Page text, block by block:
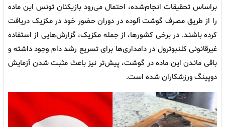
براساس تحقیقات انجام‌شده، احتمال می‌رود بازیکنان تونس این ماده
را از طریق مصرف گوشت آلوده در دوران حضور خود در مکزیک دریافت
کرده باشند. در برخی کشورها، از جمله مکزیک، گزارش‌هایی از استفاده
غیرقانونی کلنبوترول در دامداری‌ها برای تسریع رشد دام وجود داشته و
باقی ماندن این ماده در گوشت، پیش‌تر نیز باعث مثبت شدن آزمایش
دوپینگ ورزشکاران شده است.